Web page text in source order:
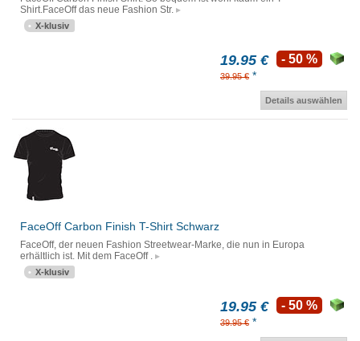
Shirt.FaceOff das neue Fashion Str.
X-klusiv
19.95 €
39.95 € *
- 50 %
Details auswählen
FaceOff Carbon Finish T-Shirt Schwarz
FaceOff, der neuen Fashion Streetwear-Marke, die nun in Europa
erhältlich ist. Mit dem FaceOff .
X-klusiv
19.95 €
39.95 € *
- 50 %